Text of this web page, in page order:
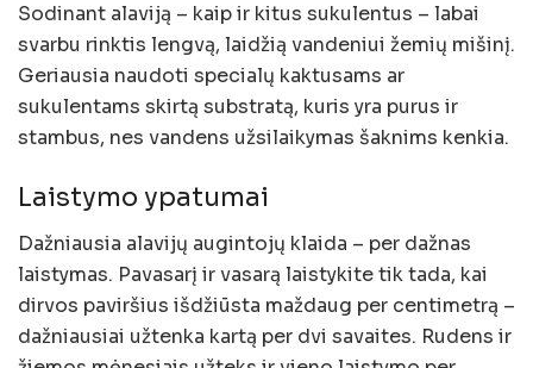
Sodinant alaviją – kaip ir kitus sukulentus – labai
svarbu rinktis lengvą, laidžią vandeniui žemių mišinį.
Geriausia naudoti specialų kaktusams ar
sukulentams skirtą substratą, kuris yra purus ir
stambus, nes vandens užsilaikymas šaknims kenkia.
Laistymo ypatumai
Dažniausia alavijų augintojų klaida – per dažnas
laistymas. Pavasarį ir vasarą laistykite tik tada, kai
dirvos paviršius išdžiūsta maždaug per centimetrą –
dažniausiai užtenka kartą per dvi savaites. Rudens ir